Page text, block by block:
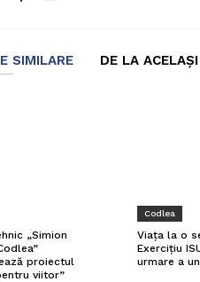
SIMILARE DE LA
„Simion
proiectul
viitor”
Codlea
Viața la o
Exercițiu
urmare a